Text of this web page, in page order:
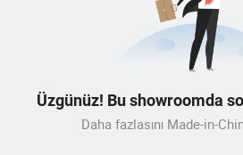
Üzgünüz! Bu showroomda
Daha fazlasını Made-in-